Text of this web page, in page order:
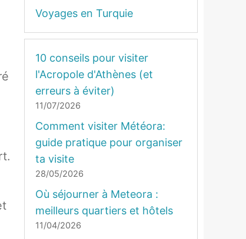
Voyages en Turquie
10 conseils pour visiter
l'Acropole d'Athènes (et
erreurs à éviter)
11/07/2026
Comment visiter Météora:
guide pratique pour organiser
ta visite
28/05/2026
Où séjourner à Meteora :
meilleurs quartiers et hôtels
11/04/2026